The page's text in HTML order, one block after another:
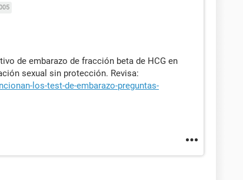
de embarazo de fracción beta de HCG en
sexual sin protección. Revisa:
los-test-de-embarazo-preguntas-